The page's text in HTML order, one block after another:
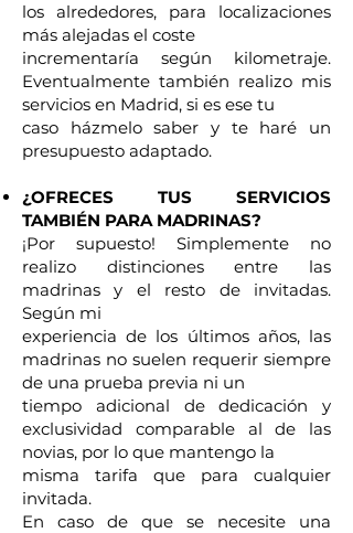
los alrededores, para localizaciones
más alejadas el coste
incrementaría según kilometraje.
Eventualmente también realizo mis
servicios en Madrid, si es ese tu
caso házmelo saber y te haré un
presupuesto adaptado.
¿OFRECES TUS SERVICIOS
TAMBIÉN PARA MADRINAS?
¡Por supuesto! Simplemente no
realizo distinciones entre las
madrinas y el resto de invitadas.
Según mi
experiencia de los últimos años, las
madrinas no suelen requerir siempre
de una prueba previa ni un
tiempo adicional de dedicación y
exclusividad comparable al de las
novias, por lo que mantengo la
misma tarifa que para cualquier
invitada.
En caso de que se necesite una